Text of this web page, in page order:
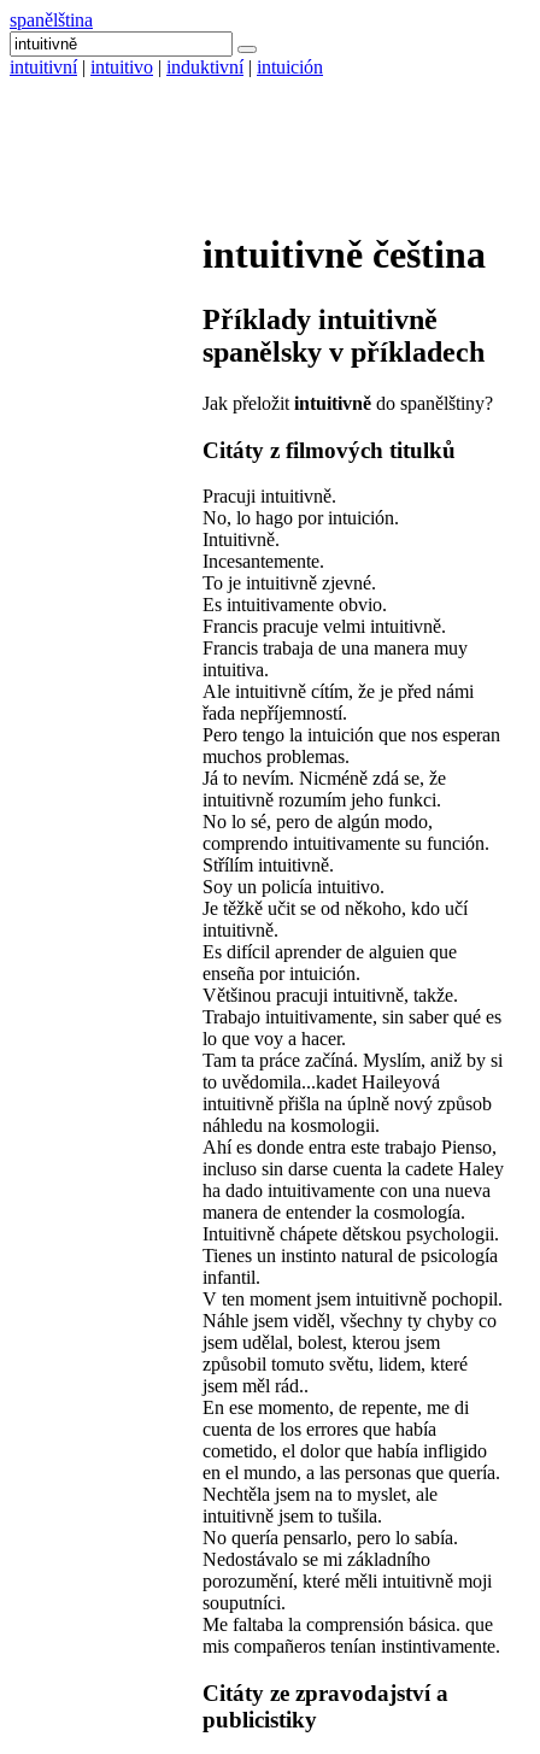
spanělština
intuitivní | intuitivo | induktivní | intuición
intuitivně čeština
Příklady intuitivně
spanělsky v příkladech
Jak přeložit intuitivně do spanělštiny?
Citáty z filmových titulků
Pracuji intuitivně.
No, lo hago por intuición.
Intuitivně.
Incesantemente.
To je intuitivně zjevné.
Es intuitivamente obvio.
Francis pracuje velmi intuitivně.
Francis trabaja de una manera muy
intuitiva.
Ale intuitivně cítím, že je před námi
řada nepříjemností.
Pero tengo la intuición que nos esperan
muchos problemas.
Já to nevím. Nicméně zdá se, že
intuitivně rozumím jeho funkci.
No lo sé, pero de algún modo,
comprendo intuitivamente su función.
Střílím intuitivně.
Soy un policía intuitivo.
Je těžkě učit se od někoho, kdo učí
intuitivně.
Es difícil aprender de alguien que
enseña por intuición.
Většinou pracuji intuitivně, takže.
Trabajo intuitivamente, sin saber qué es
lo que voy a hacer.
Tam ta práce začíná. Myslím, aniž by si
to uvědomila...kadet Haileyová
intuitivně přišla na úplně nový způsob
náhledu na kosmologii.
Ahí es donde entra este trabajo Pienso,
incluso sin darse cuenta la cadete Haley
ha dado intuitivamente con una nueva
manera de entender la cosmología.
Intuitivně chápete dětskou psychologii.
Tienes un instinto natural de psicología
infantil.
V ten moment jsem intuitivně pochopil.
Náhle jsem viděl, všechny ty chyby co
jsem udělal, bolest, kterou jsem
způsobil tomuto světu, lidem, které
jsem měl rád..
En ese momento, de repente, me di
cuenta de los errores que había
cometido, el dolor que había infligido
en el mundo, a las personas que quería.
Nechtěla jsem na to myslet, ale
intuitivně jsem to tušila.
No quería pensarlo, pero lo sabía.
Nedostávalo se mi základního
porozumění, které měli intuitivně moji
souputníci.
Me faltaba la comprensión básica. que
mis compañeros tenían instintivamente.
Citáty ze zpravodajství a
publicistiky